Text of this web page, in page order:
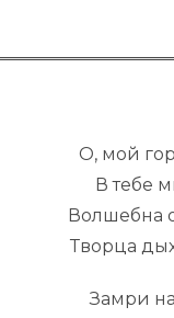
О, мой
В тебе
Волшебна
Творца
Замри